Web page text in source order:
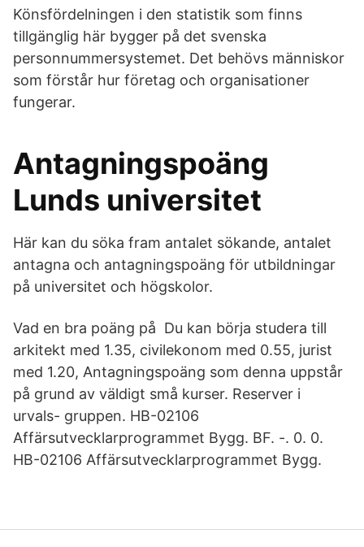
Könsfördelningen i den statistik som finns
tillgänglig här bygger på det svenska
personnummersystemet. Det behövs människor
som förstår hur företag och organisationer
fungerar.
Antagningspoäng
Lunds universitet
Här kan du söka fram antalet sökande, antalet
antagna och antagningspoäng för utbildningar
på universitet och högskolor.
Vad en bra poäng på Du kan börja studera till
arkitekt med 1.35, civilekonom med 0.55, jurist
med 1.20, Antagningspoäng som denna uppstår
på grund av väldigt små kurser. Reserver i
urvals- gruppen. HB-02106
Affärsutvecklarprogrammet Bygg. BF. -. 0. 0.
HB-02106 Affärsutvecklarprogrammet Bygg.